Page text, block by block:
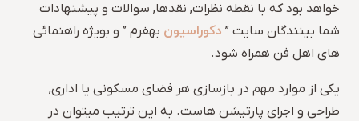
خواهد بود که با نقطه نظرات, نقدها, سوالات و پیشنهادات
شما بینندگان سایت ” دکوراسیون بهفرم ” و بویژه راهنمائی
های اهل فن همراه شود.
یکی از موارد مهم در بازسازی هر فضای مسکونی یا اداری,
طراحی و اجرای پارتیشن هاست. به این ترتیب میتوان در